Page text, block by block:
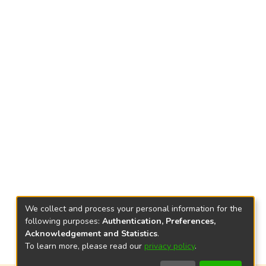
We collect and process your personal information for the
following purposes: Authentication, Preferences,
Acknowledgement and Statistics.
To learn more, please read our privacy policy.